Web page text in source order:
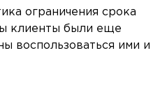
ограничения срока
клиенты были еще
воспользоваться ими и